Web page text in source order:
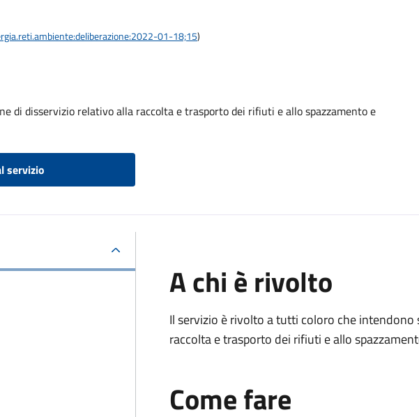
01-18;15)
di disservizio relativo alla raccolta e trasporto dei rifiuti e allo spazzamento e
servizio
A chi è rivolto
Il servizio è rivolto a tutti coloro che
raccolta e trasporto dei rifiuti e allo
Come fare